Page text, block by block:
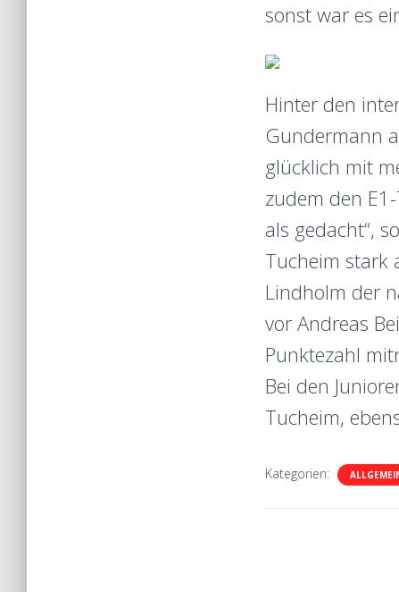
sonst war es
Hinter den
Gundermann
glücklich mit
zudem den
als gedacht“,
Tucheim stark
Lindholm der
vor Andreas
Punktezahl
Bei den
Tucheim,
Kategorien: